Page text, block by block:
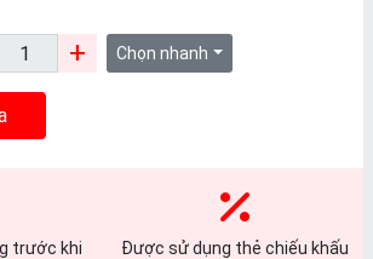
+ Chọn nhanh
trước khi
Được sử dụng thẻ chiếu khấu